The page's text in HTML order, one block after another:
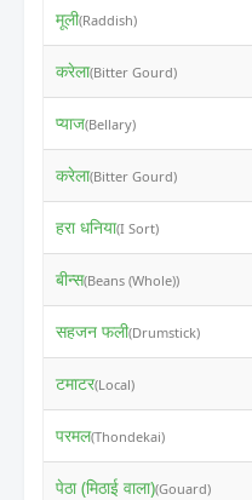
मूली(Raddish)
करेला(Bitter Gourd)
प्याज(Bellary)
करेला(Bitter Gourd)
हरा धनिया(I Sort)
बीन्स(Beans (Whole))
सहजन फली(Drumstick)
टमाटर(Local)
परमल(Thondekai)
पेठा (मिठाई वाला)(Gouard)